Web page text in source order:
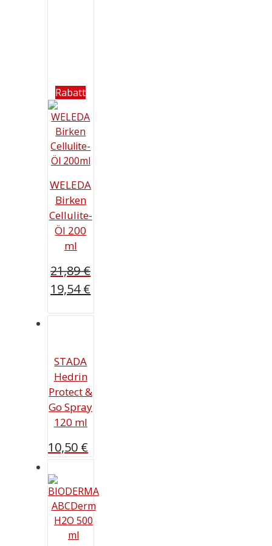
Rabatt
WELEDA
Birken
Cellulite-
Öl 200
ml
21,89€
Ursprünglicher
19,54€
STADA
Hedrin
Protect &
Go Spray
120 ml
10,50 €